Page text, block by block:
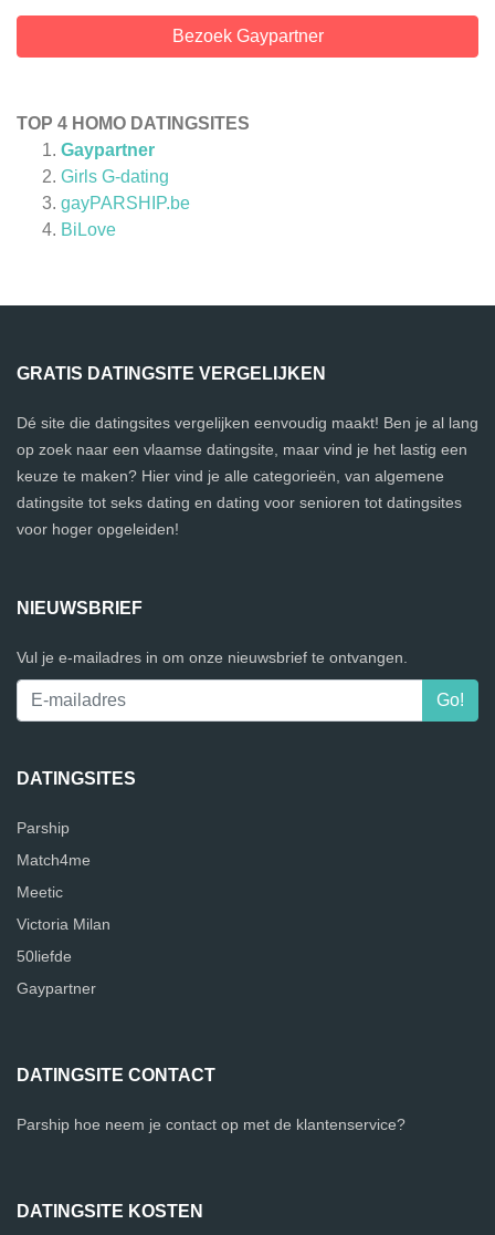
Bezoek Gaypartner
TOP 4 HOMO DATINGSITES
Gaypartner
Girls G-dating
gayPARSHIP.be
BiLove
GRATIS DATINGSITE VERGELIJKEN
Dé site die datingsites vergelijken eenvoudig maakt! Ben je al lang
op zoek naar een vlaamse datingsite, maar vind je het lastig een
keuze te maken? Hier vind je alle categorieën, van algemene
datingsite tot seks dating en dating voor senioren tot datingsites
voor hoger opgeleiden!
NIEUWSBRIEF
Vul je e-mailadres in om onze nieuwsbrief te ontvangen.
DATINGSITES
Parship
Match4me
Meetic
Victoria Milan
50liefde
Gaypartner
DATINGSITE CONTACT
Parship hoe neem je contact op met de klantenservice?
DATINGSITE KOSTEN